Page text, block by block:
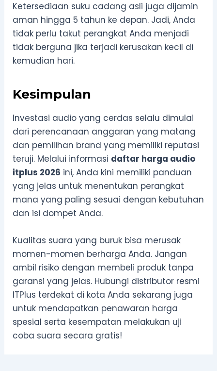
Ketersediaan suku cadang asli juga dijamin
aman hingga 5 tahun ke depan. Jadi, Anda
tidak perlu takut perangkat Anda menjadi
tidak berguna jika terjadi kerusakan kecil di
kemudian hari.
Kesimpulan
Investasi audio yang cerdas selalu dimulai
dari perencanaan anggaran yang matang
dan pemilihan brand yang memiliki reputasi
teruji. Melalui informasi daftar harga audio
itplus 2026 ini, Anda kini memiliki panduan
yang jelas untuk menentukan perangkat
mana yang paling sesuai dengan kebutuhan
dan isi dompet Anda.
Kualitas suara yang buruk bisa merusak
momen-momen berharga Anda. Jangan
ambil risiko dengan membeli produk tanpa
garansi yang jelas. Hubungi distributor resmi
ITPlus terdekat di kota Anda sekarang juga
untuk mendapatkan penawaran harga
spesial serta kesempatan melakukan uji
coba suara secara gratis!